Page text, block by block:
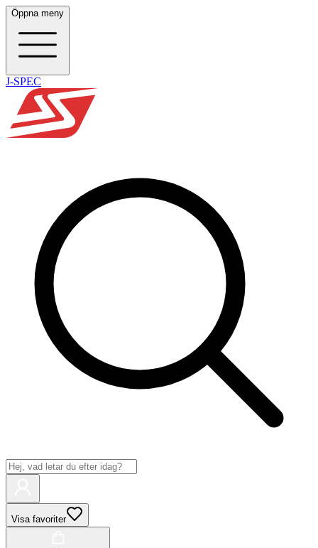
Öppna meny
J-SPEC
Visa favoriter